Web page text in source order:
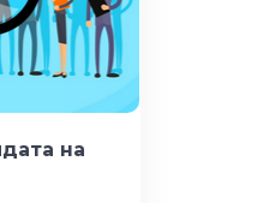
на